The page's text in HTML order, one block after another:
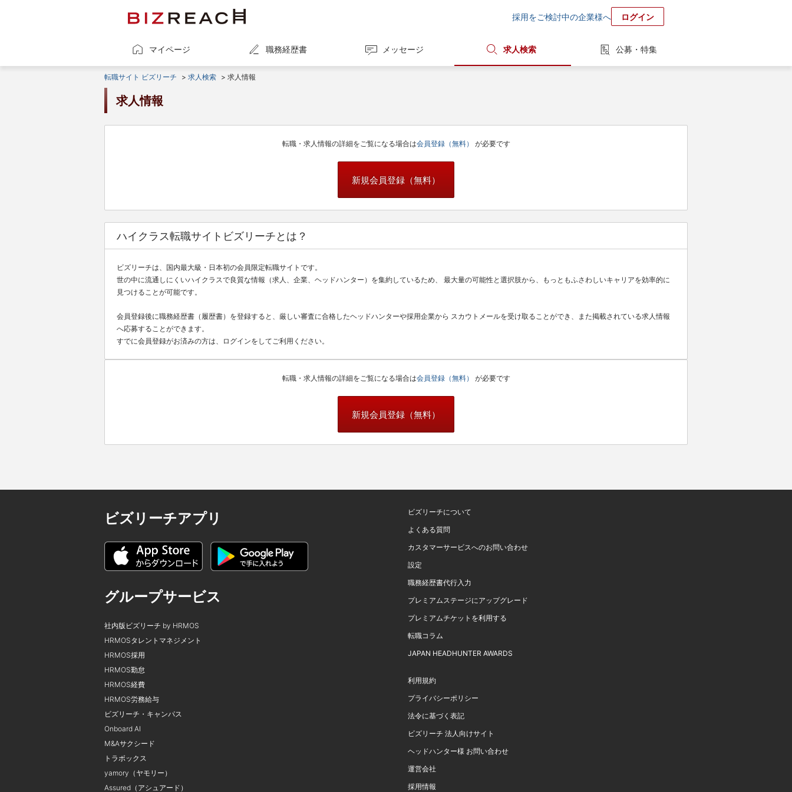
採用をご検討中の企業様へ ログイン
マイページ 職務経歴書 メッセージ 求人検索 公募・特集
転職サイト ビズリーチ > 求人検索 > 求人情報
求人情報
転職・求人情報の詳細をご覧になる場合は会員登録（無料） が必要です
新規会員登録（無料）
ハイクラス転職サイトビズリーチとは？
ビズリーチは、国内最大級・日本初の会員限定転職サイトです。
世の中に流通しにくいハイクラスで良質な情報（求人、企業、ヘッドハンター）を集約しているため、 最大量の可能性と選択肢から、もっともふさわしいキャリアを効率的に
見つけることが可能です。
会員登録後に職務経歴書（履歴書）を登録すると、厳しい審査に合格したヘッドハンターや採用企業から スカウトメールを受け取ることができ、また掲載されている求人情報
へ応募することができます。
すでに会員登録がお済みの方は、ログインをしてご利用ください。
転職・求人情報の詳細をご覧になる場合は会員登録（無料） が必要です
新規会員登録（無料）
ビズリーチアプリ
グループサービス
社内版ビズリーチ by HRMOS
HRMOSタレントマネジメント
HRMOS採用
HRMOS勤怠
HRMOS経費
HRMOS労務給与
ビズリーチ・キャンパス
Onboard AI
M&Aサクシード
トラボックス
yamory（ヤモリー）
Assured（アシュアード）
ビズリーチについて
よくある質問
カスタマーサービスへのお問い合わせ
設定
職務経歴書代行入力
プレミアムステージにアップグレード
プレミアムチケットを利用する
転職コラム
JAPAN HEADHUNTER AWARDS
利用規約
プライバシーポリシー
法令に基づく表記
ビズリーチ 法人向けサイト
ヘッドハンター様 お問い合わせ
運営会社
採用情報